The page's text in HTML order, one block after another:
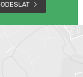
ODESLAT